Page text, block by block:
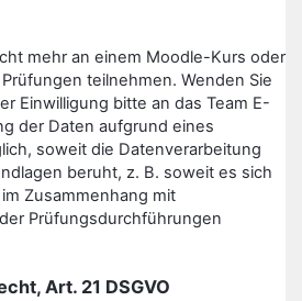
mehr an einem Moodle-Kurs oder
teilnehmen. Wenden Sie
Einwilligung bitte an das Team E-
der Daten aufgrund eines
soweit die Datenverarbeitung
beruht, z. B. soweit es sich
Zusammenhang mit
Prüfungsdurchführungen
Art. 21 DSGVO